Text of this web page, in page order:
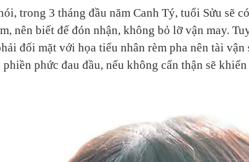
trong 3 tháng đầu năm Canh Tý, tuổi Sửu sẽ
nên biết để đón nhận, không bỏ lỡ vận may.
đối mặt với họa tiểu nhân rèm pha nên tài vận
phức đau đầu, nếu không cẩn thận sẽ